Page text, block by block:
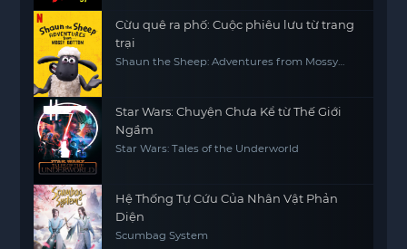
Cừu quê ra phố: Cuộc phiêu lưu từ trang
trại
Shaun the Sheep: Adventures from Mossy
Star Wars: Chuyện Chưa Kể từ Thế Giới
Ngầm
Star Wars: Tales of the Underworld
Hệ Thống Tự Cứu Của Nhân Vật Phản
Diện
Scumbag System